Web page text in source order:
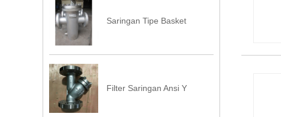
Saringan Tipe Basket
Filter Saringan Ansi Y